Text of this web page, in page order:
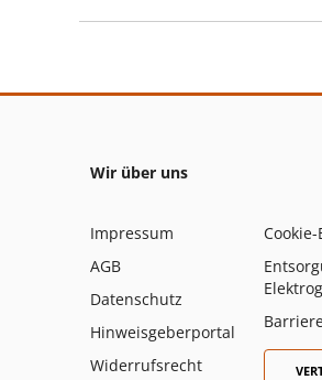
Wir über uns
Impressum
AGB
Datenschutz
Hinweisgeberportal
Widerrufsrecht